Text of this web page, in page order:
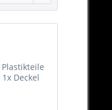
Deckel